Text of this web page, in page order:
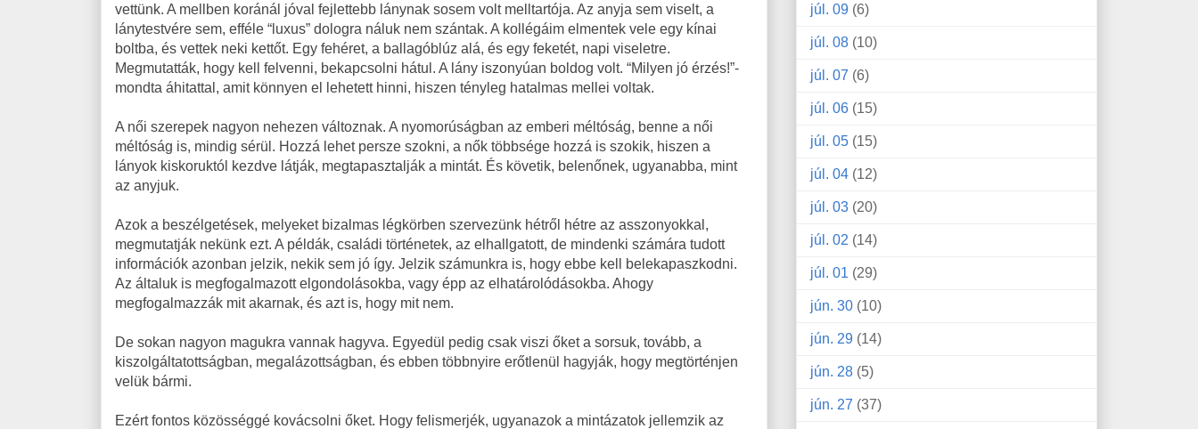
vettünk. A mellben koránál jóval fejlettebb lánynak sosem volt melltartója. Az anyja sem viselt, a
lánytestvére sem, efféle “luxus” dologra náluk nem szántak. A kollégáim elmentek vele egy kínai
boltba, és vettek neki kettőt. Egy fehéret, a ballagóblúz alá, és egy feketét, napi viseletre.
Megmutatták, hogy kell felvenni, bekapcsolni hátul. A lány iszonyúan boldog volt. “Milyen jó érzés!”-
mondta áhitattal, amit könnyen el lehetett hinni, hiszen tényleg hatalmas mellei voltak.
A női szerepek nagyon nehezen változnak. A nyomorúságban az emberi méltóság, benne a női
méltóság is, mindig sérül. Hozzá lehet persze szokni, a nők többsége hozzá is szokik, hiszen a
lányok kiskoruktól kezdve látják, megtapasztalják a mintát. És követik, belenőnek, ugyanabba, mint
az anyjuk.
Azok a beszélgetések, melyeket bizalmas légkörben szervezünk hétről hétre az asszonyokkal,
megmutatják nekünk ezt. A példák, családi történetek, az elhallgatott, de mindenki számára tudott
információk azonban jelzik, nekik sem jó így. Jelzik számunkra is, hogy ebbe kell belekapaszkodni.
Az általuk is megfogalmazott elgondolásokba, vagy épp az elhatárolódásokba. Ahogy
megfogalmazzák mit akarnak, és azt is, hogy mit nem.
De sokan nagyon magukra vannak hagyva. Egyedül pedig csak viszi őket a sorsuk, tovább, a
kiszolgáltatottságban, megalázottságban, és ebben többnyire erőtlenül hagyják, hogy megtörténjen
velük bármi.
Ezért fontos közösséggé kovácsolni őket. Hogy felismerjék, ugyanazok a mintázatok jellemzik az
júl. 09 (6)
júl. 08 (10)
júl. 07 (6)
júl. 06 (15)
júl. 05 (15)
júl. 04 (12)
júl. 03 (20)
júl. 02 (14)
júl. 01 (29)
jún. 30 (10)
jún. 29 (14)
jún. 28 (5)
jún. 27 (37)